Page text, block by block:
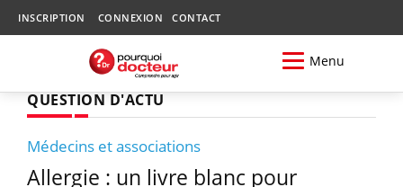
INSCRIPTION CONNEXION CONTACT
Menu
QUESTION D'ACTU
Médecins et associations
Allergie : un livre blanc pour